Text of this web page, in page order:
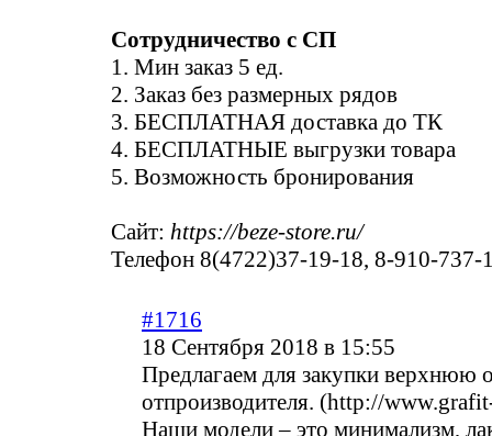
Сотрудничество с СП
1. Мин заказ 5 ед.
2. Заказ без размерных рядов
3. БЕСПЛАТНАЯ доставка до ТК
4. БЕСПЛАТНЫЕ выгрузки товара
5. Возможность бронирования
Сайт: https://beze-store.ru/
Телефон 8(4722)37-19-18, 8-910-737-
#1716
18 Сентября 2018 в 15:55
Предлагаем для закупки верхнюю
отпроизводителя. (http://
Наши модели – это минимализм,